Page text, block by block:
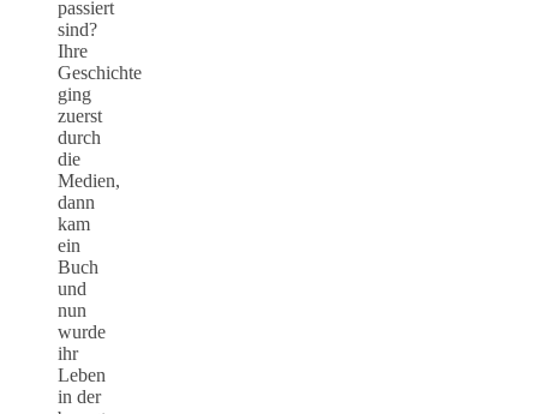
passiert
sind?
Ihre
Geschichte
ging
zuerst
durch
die
Medien,
dann
kam
ein
Buch
und
nun
wurde
ihr
Leben
in der